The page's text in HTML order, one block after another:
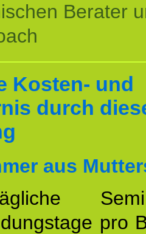
Berater
Kosten- und
durch
aus
pro